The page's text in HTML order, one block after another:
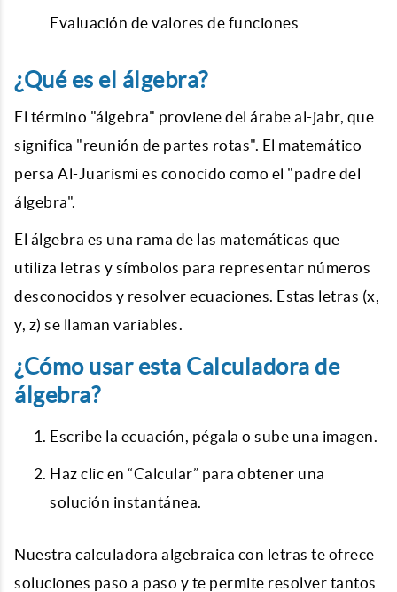
Evaluación de valores de funciones
¿Qué es el álgebra?
El término "álgebra" proviene del árabe al-jabr, que
significa "reunión de partes rotas". El matemático
persa Al-Juarismi es conocido como el "padre del
álgebra".
El álgebra es una rama de las matemáticas que
utiliza letras y símbolos para representar números
desconocidos y resolver ecuaciones. Estas letras (x,
y, z) se llaman variables.
¿Cómo usar esta Calculadora de
álgebra?
Escribe la ecuación, pégala o sube una imagen.
Haz clic en “Calcular” para obtener una
solución instantánea.
Nuestra calculadora algebraica con letras te ofrece
soluciones paso a paso y te permite resolver tantos